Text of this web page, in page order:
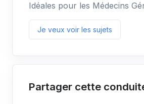
Idéales pour les Médecins
Je veux voir les sujets
Partager cette